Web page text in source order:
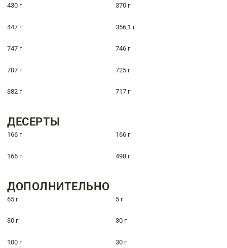
430 г 370 г
447 г 356,1 г
747 г 746 г
707 г 725 г
382 г 717 г
ДЕСЕРТЫ
166 г 166 г
166 г 498 г
ДОПОЛНИТЕЛЬНО
65 г 5 г
30 г 30 г
100 г 30 г